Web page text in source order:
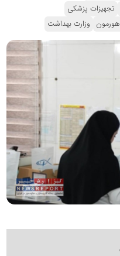
تجهیزات پزشکی
هورمون وزارت بهداشت